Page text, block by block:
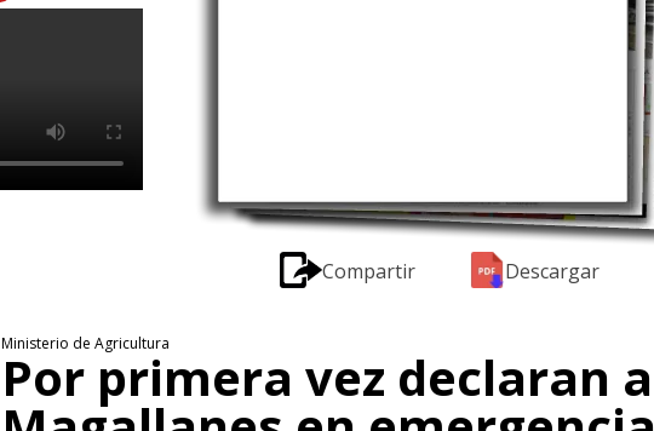
Compartir Descargar
Ministerio de Agricultura
Por primera vez declaran a